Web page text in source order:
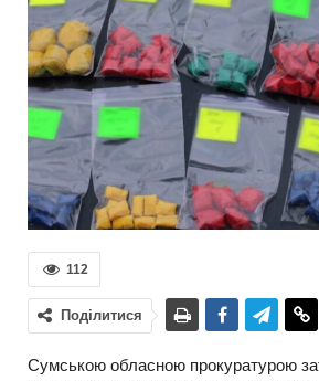
112
Поділитися
Сумською обласною прокуратурою